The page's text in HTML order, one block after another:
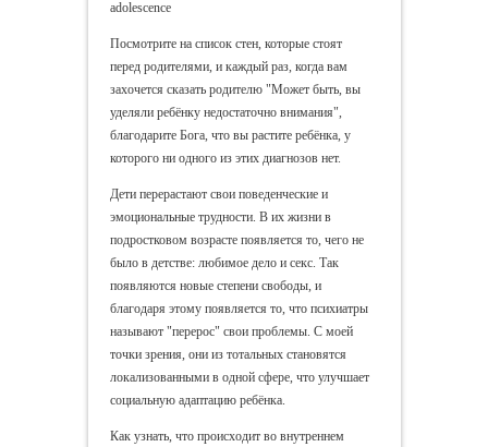
adolescence
Посмотрите на список стен, которые стоят
перед родителями, и каждый раз, когда вам
захочется сказать родителю "Может быть, вы
уделяли ребёнку недостаточно внимания",
благодарите Бога, что вы растите ребёнка, у
которого ни одного из этих диагнозов нет.
Дети перерастают свои поведенческие и
эмоциональные трудности. В их жизни в
подростковом возрасте появляется то, чего не
было в детстве: любимое дело и секс. Так
появляются новые степени свободы, и
благодаря этому появляется то, что психиатры
называют "перерос" свои проблемы. С моей
точки зрения, они из тотальных становятся
локализованными в одной сфере, что улучшает
социальную адаптацию ребёнка.
Как узнать, что происходит во внутреннем